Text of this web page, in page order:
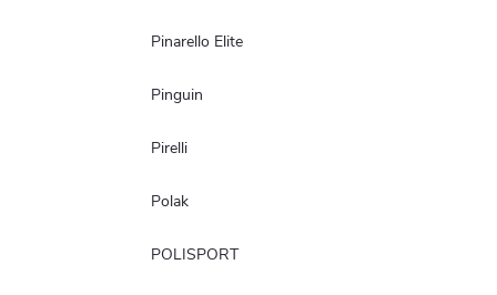
Pinarello Elite
Pinguin
Pirelli
Polak
POLISPORT